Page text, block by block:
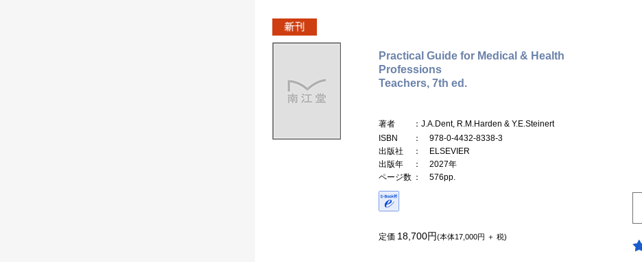
Practical Guide for Medical & Health
Professions
Teachers, 7th ed.
著者
：J.A.Dent, R.M.Harden & Y.E.Steinert
ISBN
： 978-0-4432-8338-3
出版社
： ELSEVIER
出版年
： 2027年
ページ数 ： 576pp.
定価 18,700円(本体17,000円 ＋ 税)